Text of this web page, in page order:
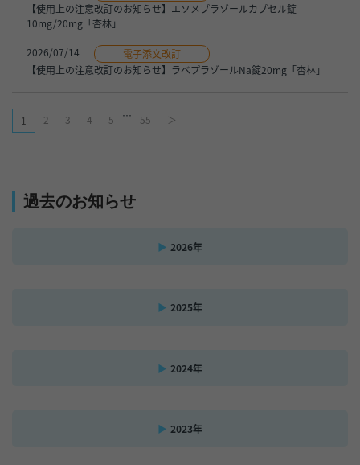
【使用上の注意改訂のお知らせ】エソメプラゾールカプセル錠
10mg/20mg「杏林」
2026/07/14
電子添文改訂
【使用上の注意改訂のお知らせ】ラベプラゾールNa錠20mg「杏林」
1 2 3 4 5 … 55 ＞
過去のお知らせ
2026年
2025年
2024年
2023年